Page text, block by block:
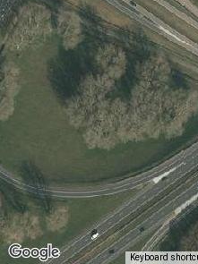
Keyboard